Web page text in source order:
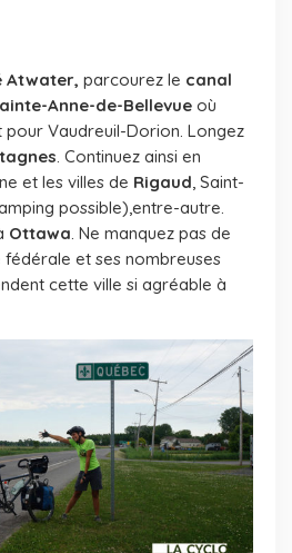
Atwater, parcourez le canal
Anne-de-Bellevue où
Vaudreuil-Dorion. Longez
. Continuez ainsi en
et les villes de Rigaud, Saint-
possible),entre-autre.
Ottawa. Ne manquez pas de
et ses nombreuses
cette ville si agréable à